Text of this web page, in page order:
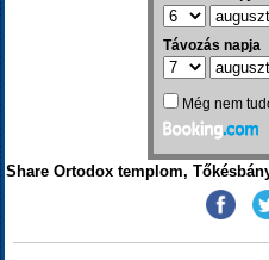
Share Ortodox templom,